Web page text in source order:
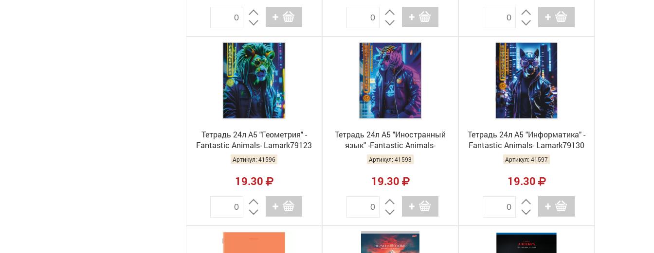
Тетрадь 24л А5 "Геометрия" -
Fantastic Animals- Lamark79123
(10/160)
Артикул: 41596
19.30
Тетрадь 24л А5 "Иностранный
язык" -Fantastic Animals-
Lamark79093 (10/160)
Артикул: 41593
19.30
Тетрадь 24л А5 "Информатика" -
Fantastic Animals- Lamark79130
(10/160)
Артикул: 41597
19.30